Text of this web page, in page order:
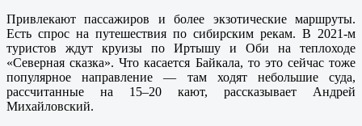
Привлекают пассажиров и более экзотические маршруты.
Есть спрос на путешествия по сибирским рекам. В 2021-м
туристов ждут круизы по Иртышу и Оби на теплоходе
«Северная сказка». Что касается Байкала, то это сейчас тоже
популярное направление — там ходят небольшие суда,
рассчитанные на 15–20 кают, рассказывает Андрей
Михайловский.